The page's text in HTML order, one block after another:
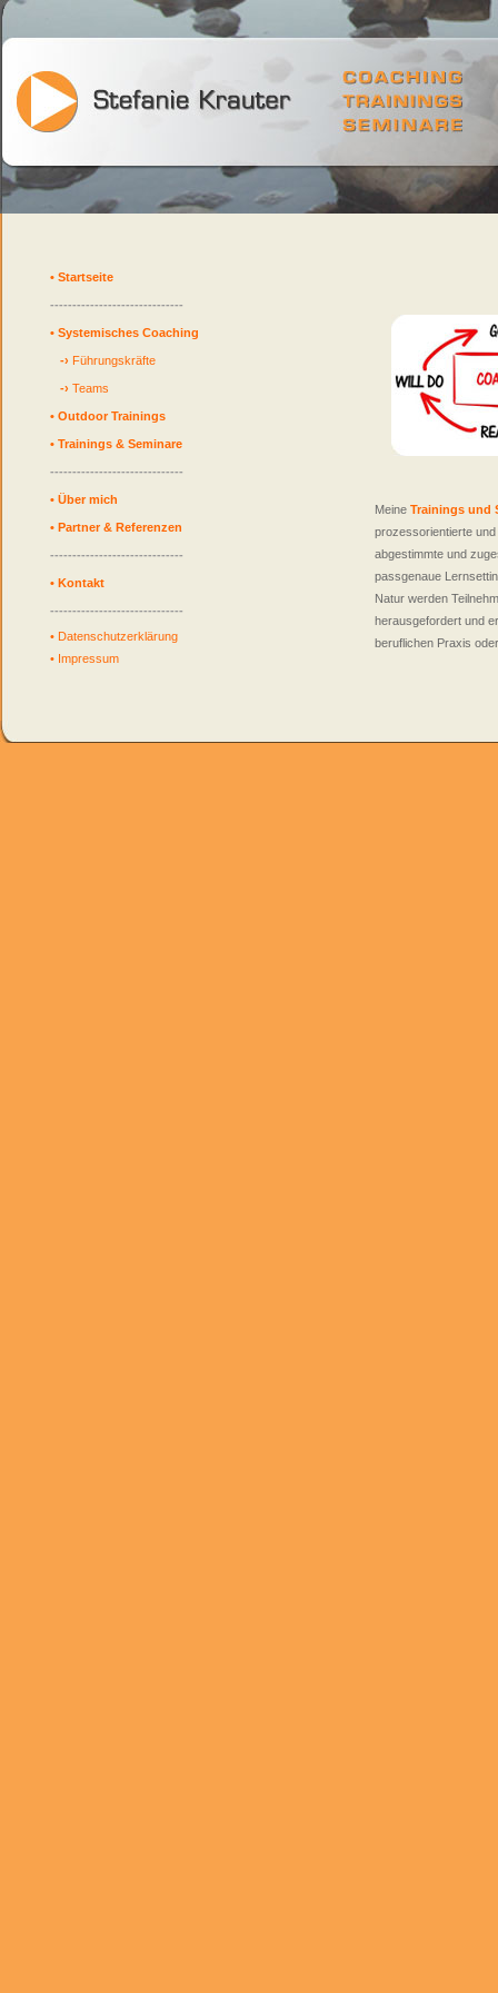
• Startseite
------------------------------
• Systemisches Coaching
-› Führungskräfte
-› Teams
• Outdoor Trainings
• Trainings & Seminare
------------------------------
• Über mich
• Partner & Referenzen
------------------------------
• Kontakt
------------------------------
• Datenschutzerklärung
• Impressum
Meine Trainings und
prozessorientierte
abgestimmte und
passgenaue
Natur werden
herausgefordert und
beruflichen Praxis